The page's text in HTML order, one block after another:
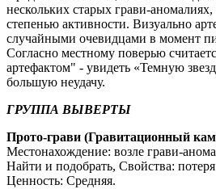
нескольких старых грави-
степенью активности. Визуально
случайными очевидцами в момент
Согласно местному поверью
артефактом" - увидеть «Темную
большую неудачу.
ГРУППА ВЫВЕРТЫ
Прото-грави (Гравитационный
Местонахождение: возле грави-
Найти и подобрать, Свойства:
Ценность: Средняя.